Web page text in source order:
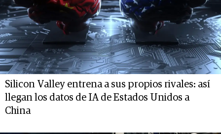
Silicon Valley entrena a sus propios rivales: así
llegan los datos de IA de Estados Unidos a
China